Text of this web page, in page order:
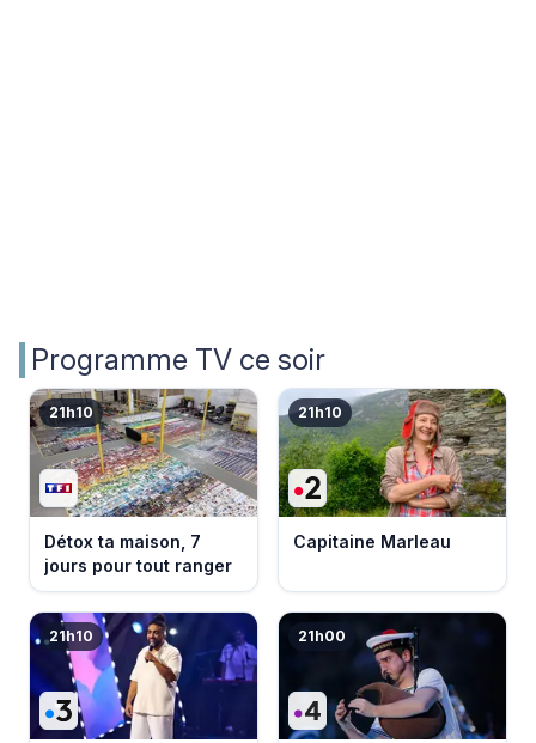
Programme TV ce soir
21h10
Détox ta maison, 7
jours pour tout ranger
21h10
Capitaine Marleau
21h10 21h00